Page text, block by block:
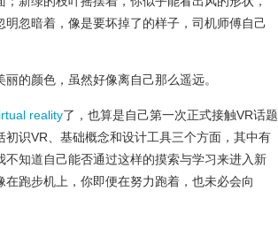
忽暗着，像是要坏掉了的样子，司机师傅自己
的颜色，虽然好像离自己那么遥远。
reality了，也算是自己第一次正式接触VR话题
识VR、基础概念和设计工具三个方面，其中有
知道自己能否通过这样的摸索与学习来进入新
跑步机上，你即便在努力跑着，也未必会向